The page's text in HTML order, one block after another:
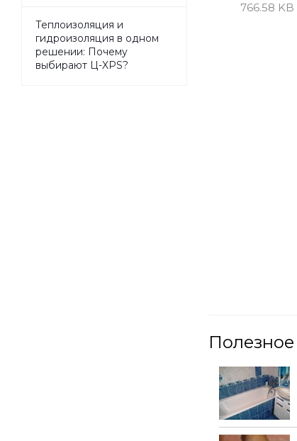
766.58 KB
Полезное
Теплоизоляция и
гидроизоляция в одном
решении: Почему
выбирают Ц-XPS?